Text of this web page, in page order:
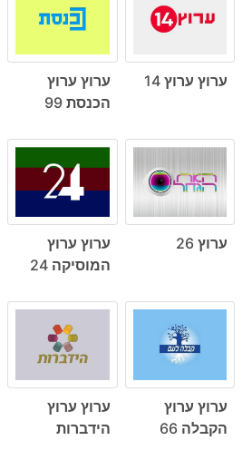
ערוץ ערוץ 14
ערוץ ערוץ
הכנסת 99
ערוץ 26
ערוץ ערוץ
המוסיקה 24
ערוץ ערוץ
הקבלה 66
ערוץ ערוץ
הידברות